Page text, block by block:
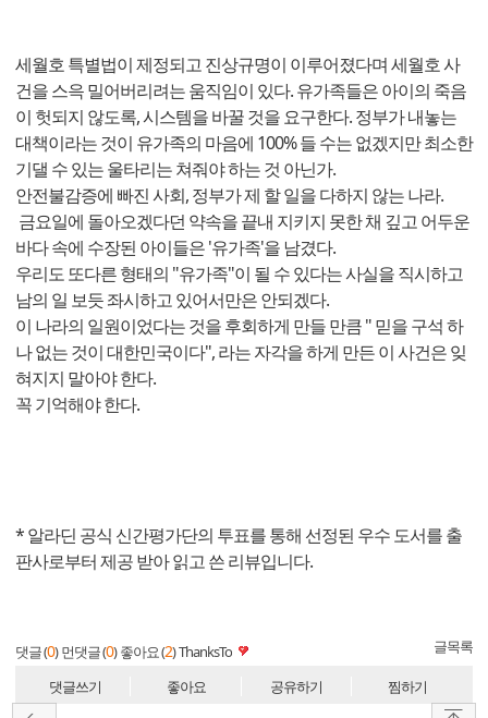
세월호 특별법이 제정되고 진상규명이 이루어졌다며 세월호 사
건을 스윽 밀어버리려는 움직임이 있다. 유가족들은 아이의 죽음
이 헛되지 않도록, 시스템을 바꿀 것을 요구한다. 정부가 내놓는
대책이라는 것이 유가족의 마음에 100% 들 수는 없겠지만 최소한
기댈 수 있는 울타리는 쳐줘야 하는 것 아닌가.
안전불감증에 빠진 사회, 정부가 제 할 일을 다하지 않는 나라.
금요일에 돌아오겠다던 약속을 끝내 지키지 못한 채 깊고 어두운
바다 속에 수장된 아이들은 '유가족'을 남겼다.
우리도 또다른 형태의 "유가족"이 될 수 있다는 사실을 직시하고
남의 일 보듯 좌시하고 있어서만은 안되겠다.
이 나라의 일원이었다는 것을 후회하게 만들 만큼 " 믿을 구석 하
나 없는 것이 대한민국이다", 라는 자각을 하게 만든 이 사건은 잊
혀지지 말아야 한다.
꼭 기억해야 한다.
* 알라딘 공식 신간평가단의 투표를 통해 선정된 우수 도서를 출
판사로부터 제공 받아 읽고 쓴 리뷰입니다.
댓글 (0) 먼댓글 (0) 좋아요 (2)ThanksTo 글목록
댓글쓰기 좋아요 공유하기 찜하기